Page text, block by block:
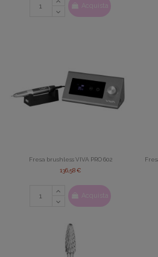
Acquista
Fresa brushless VIVA PRO 602
136,58 €
Acquista